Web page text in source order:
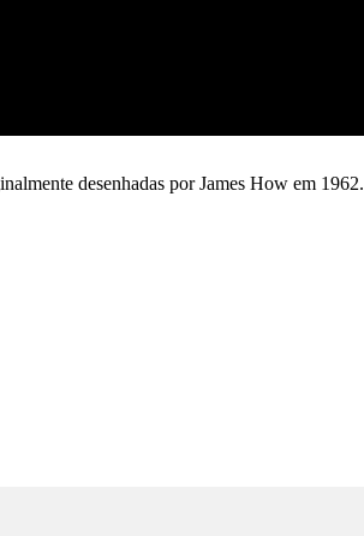
desenhadas por James How em 1962.